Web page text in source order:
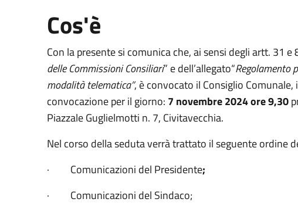
Cos'è
Con la presente si comunica che, ai sensi degli artt. 31 e
delle Commissioni Consiliari” e dell’allegato“Regolamento
modalità telematica”, è convocato il Consiglio
convocazione per il giorno: 7 novembre 2024 ore 9,30
Piazzale Guglielmotti n. 7, Civitavecchia.
Nel corso della seduta verrà trattato il seguente ordine
· Comunicazioni del Presidente;
· Comunicazioni del Sindaco;